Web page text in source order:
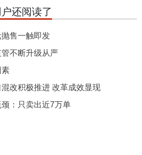
还阅读了
售一触即发
不断升级从严
素
改积极推进 改革成效显现
：只卖出近7万单